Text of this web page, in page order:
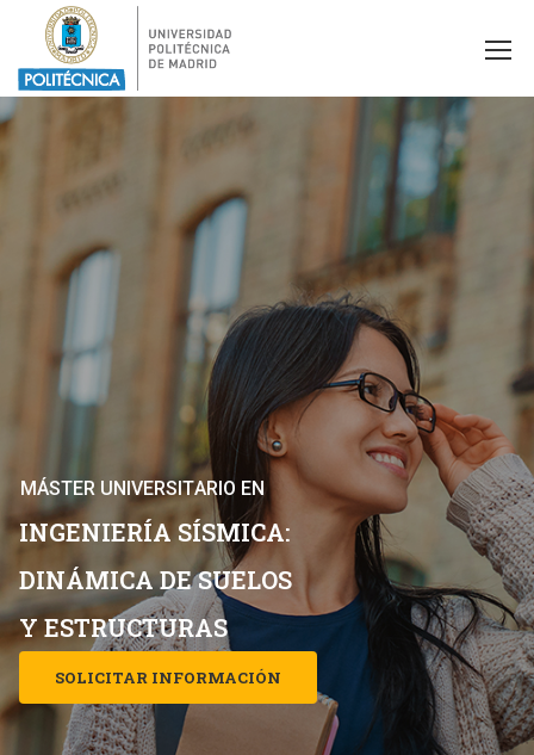
MÁSTER UNIVERSITARIO EN
INGENIERÍA SÍSMICA:
DINÁMICADESUELOS
Y ESTRUCTURAS
SOLICITAR INFORMACIÓN